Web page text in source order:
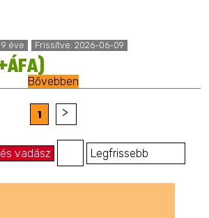
éve Frissítve: 2026-06-09
Bővebben
1 0
vadász